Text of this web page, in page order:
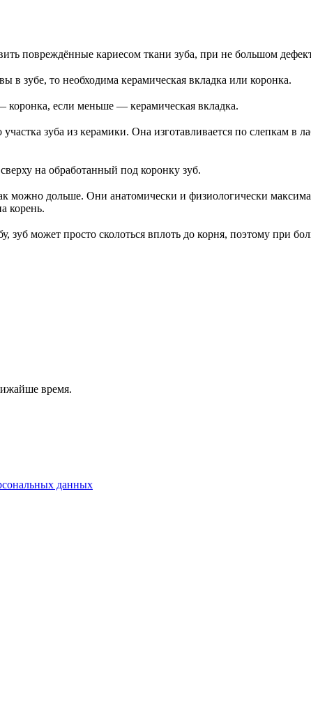
повреждённые кариесом ткани зуба, при не большом
зубе, то необходима керамическая вкладка или коронка.
если меньше — керамическая вкладка.
зуба из керамики. Она изготавливается по слепкам в
на обработанный под коронку зуб.
можно дольше. Они анатомически и физиологически
корень.
зуб может просто сколоться вплоть до корня, поэтому при
время.
данных